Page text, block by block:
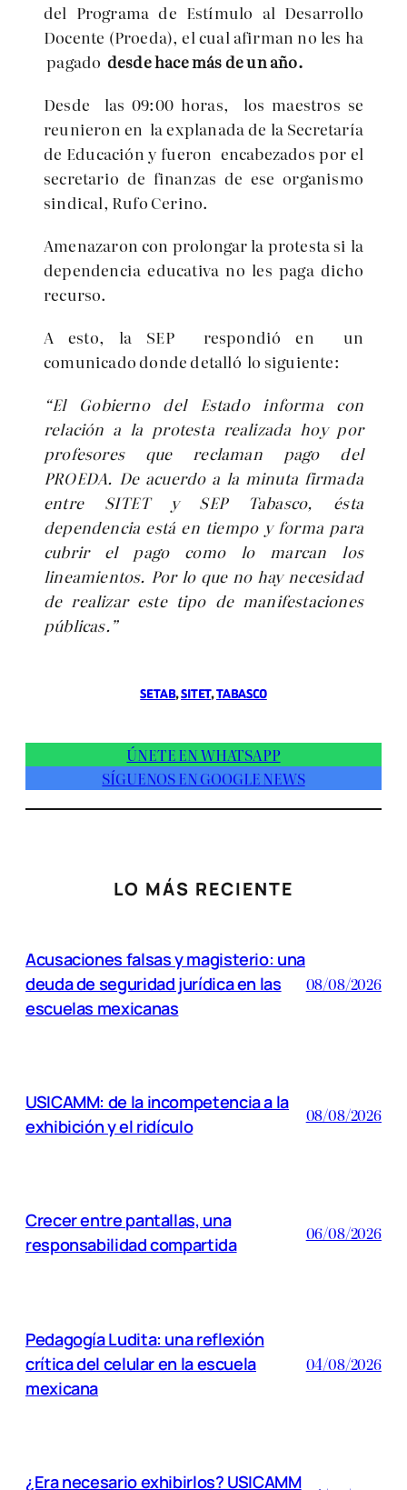
del Programa de Estímulo al Desarrollo
Docente (Proeda), el cual afirman no les ha
pagado desde hace más de un año.
Desde las 09:00 horas, los maestros se
reunieron en la explanada de la Secretaría
de Educación y fueron encabezados por el
secretario de finanzas de ese organismo
sindical, Rufo Cerino.
Amenazaron con prolongar la protesta si la
dependencia educativa no les paga dicho
recurso.
A esto, la SEP respondió en un
comunicado donde detalló lo siguiente:
“El Gobierno del Estado informa con
relación a la protesta realizada hoy por
profesores que reclaman pago del
PROEDA. De acuerdo a la minuta firmada
entre SITET y SEP Tabasco, ésta
dependencia está en tiempo y forma para
cubrir el pago como lo marcan los
lineamientos. Por lo que no hay necesidad
de realizar este tipo de manifestaciones
públicas.”
SETAB, SITET, TABASCO
ÚNETE EN WHATSAPP
SÍGUENOS EN GOOGLE NEWS
LO MÁS RECIENTE
Acusaciones falsas y magisterio: una
deuda de seguridad jurídica en las
escuelas mexicanas
08/08/2026
USICAMM: de la incompetencia a la
exhibición y el ridículo
08/08/2026
Crecer entre pantallas, una
responsabilidad compartida
06/08/2026
Pedagogía Ludita: una reflexión
crítica del celular en la escuela
mexicana
04/08/2026
¿Era necesario exhibirlos? USICAMM